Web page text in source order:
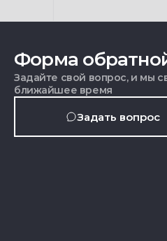
Форма
Задайте свой вопрос, и мы
ближайшее время
Задать вопрос